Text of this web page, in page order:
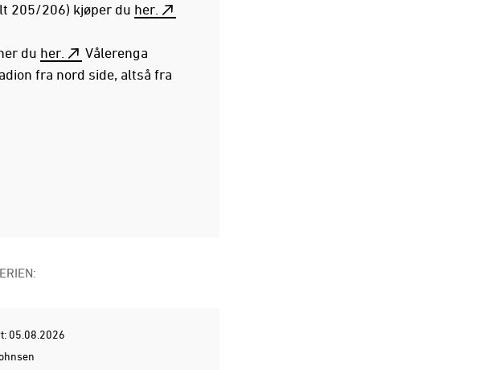
205/206) kjøper du her.
du her.
Vålerenga
fra nord side, altså fra
05.08.2026